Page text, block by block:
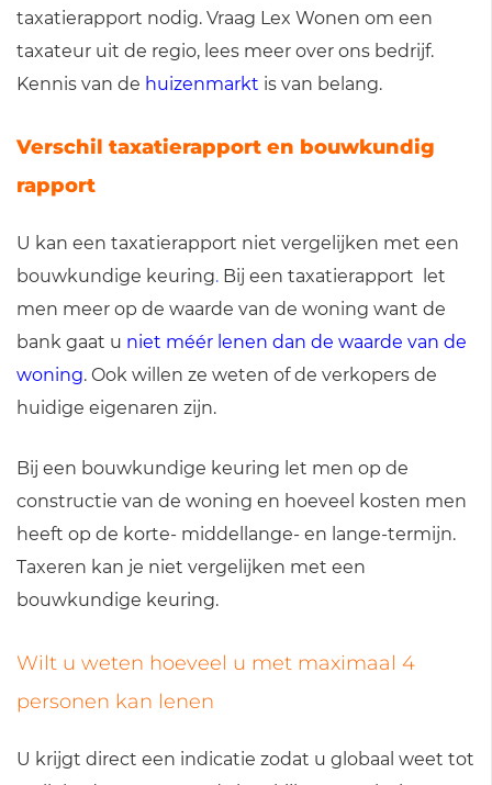
taxatierapport nodig. Vraag Lex Wonen om een
taxateur uit de regio, lees meer over ons bedrijf.
Kennis van de huizenmarkt is van belang.
Verschil taxatierapport en bouwkundig
rapport
U kan een taxatierapport niet vergelijken met een
bouwkundige keuring. Bij een taxatierapport let
men meer op de waarde van de woning want de
bank gaat u niet méér lenen dan de waarde van de
woning. Ook willen ze weten of de verkopers de
huidige eigenaren zijn.
Bij een bouwkundige keuring let men op de
constructie van de woning en hoeveel kosten men
heeft op de korte- middellange- en lange-termijn.
Taxeren kan je niet vergelijken met een
bouwkundige keuring.
Wilt u weten hoeveel u met maximaal 4
personen kan lenen
U krijgt direct een indicatie zodat u globaal weet tot